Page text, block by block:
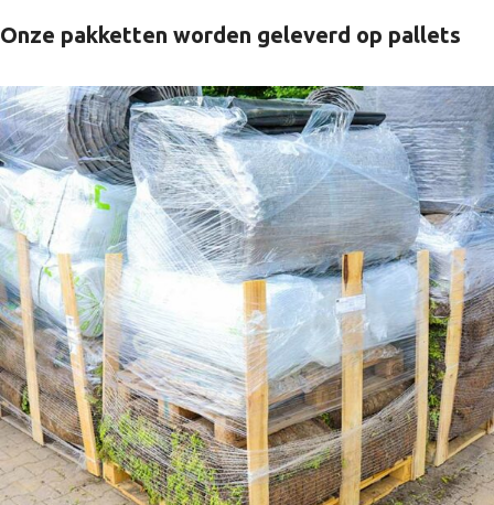
Onze pakketten worden geleverd op pallets